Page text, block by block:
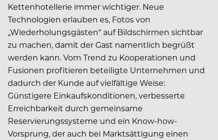
Kettenhotellerie immer wichtiger. Neue
Technologien erlauben es, Fotos von
„Wiederholungsgästen“ auf Bildschirmen sichtbar
zu machen, damit der Gast namentlich begrüßt
werden kann. Vom Trend zu Kooperationen und
Fusionen profitieren beteiligte Unternehmen und
dadurch der Kunde auf vielfältige Weise:
Günstigere Einkaufskonditionen, verbesserte
Erreichbarkeit durch gemeinsame
Reservierungssysteme und ein Know-how-
Vorsprung, der auch bei Marktsättigung einen